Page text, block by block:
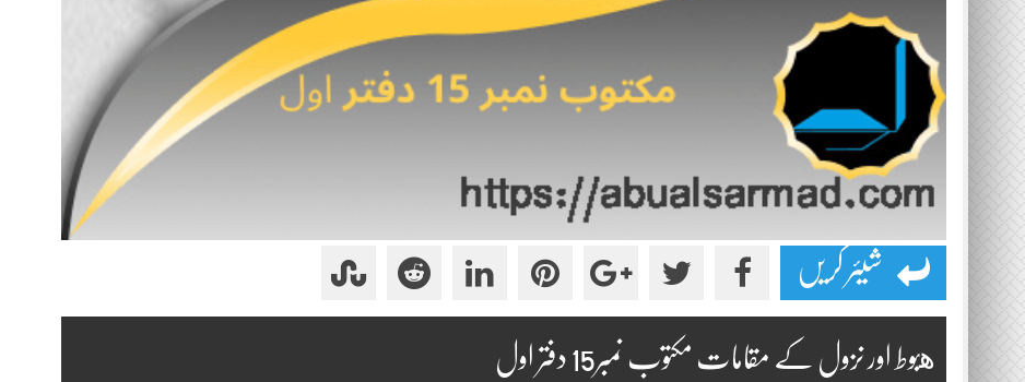
شیئر کریں
هبوط اور نزول کے مقامات مکتوب نمبر15 دفتر اول